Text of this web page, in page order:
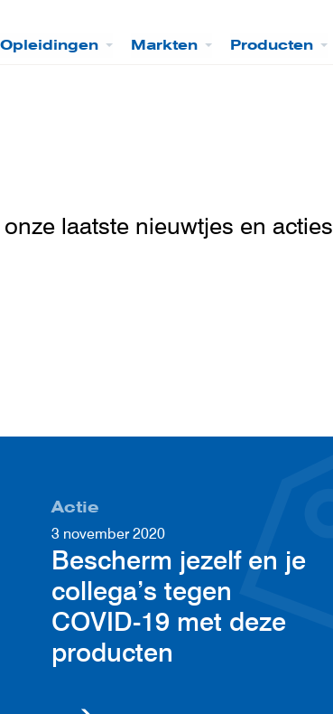
Opleidingen Markten Producten
laatste nieuwtjes en acties
Actie
3 november 2020
Bescherm jezelf en je
collega’s tegen
COVID-19 met deze
producten